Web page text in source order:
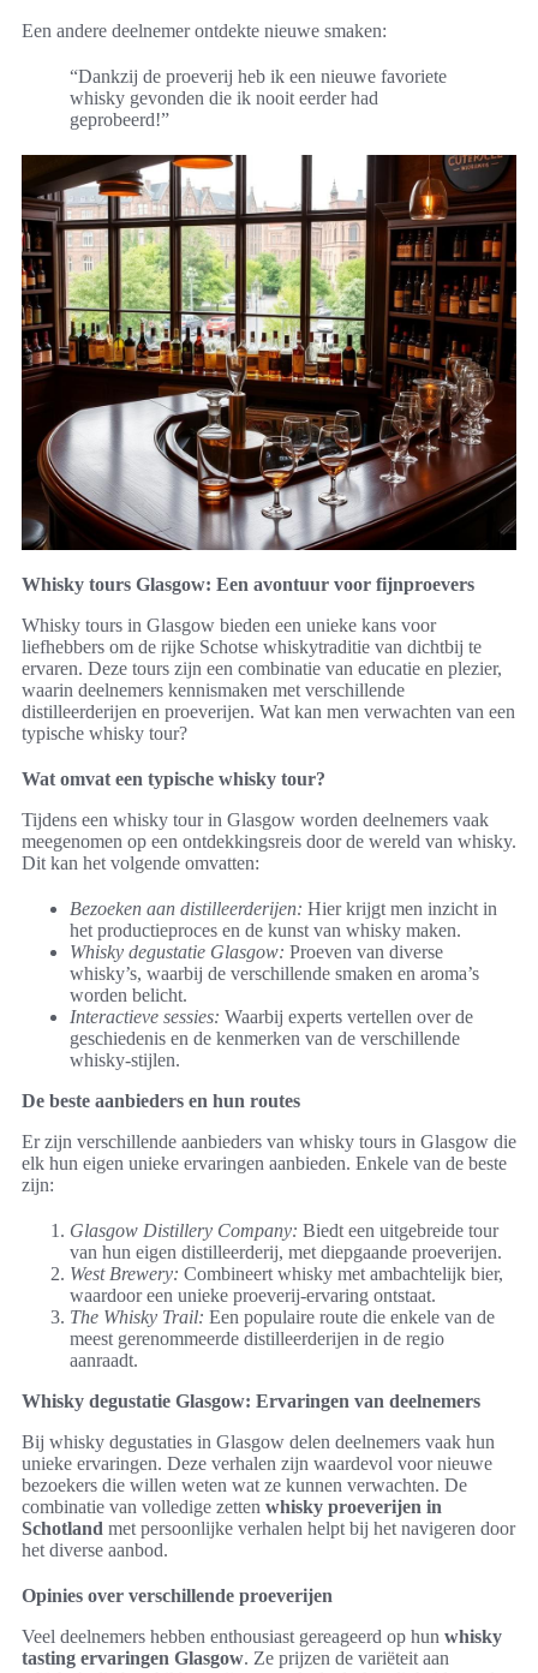
Een andere deelnemer ontdekte nieuwe smaken:
“Dankzij de proeverij heb ik een nieuwe favoriete
whisky gevonden die ik nooit eerder had
geprobeerd!”
Whisky tours Glasgow: Een avontuur voor fijnproevers
Whisky tours in Glasgow bieden een unieke kans voor
liefhebbers om de rijke Schotse whiskytraditie van dichtbij te
ervaren. Deze tours zijn een combinatie van educatie en plezier,
waarin deelnemers kennismaken met verschillende
distilleerderijen en proeverijen. Wat kan men verwachten van een
typische whisky tour?
Wat omvat een typische whisky tour?
Tijdens een whisky tour in Glasgow worden deelnemers vaak
meegenomen op een ontdekkingsreis door de wereld van whisky.
Dit kan het volgende omvatten:
Bezoeken aan distilleerderijen: Hier krijgt men inzicht in
het productieproces en de kunst van whisky maken.
Whisky degustatie Glasgow: Proeven van diverse
whisky’s, waarbij de verschillende smaken en aroma’s
worden belicht.
Interactieve sessies: Waarbij experts vertellen over de
geschiedenis en de kenmerken van de verschillende
whisky-stijlen.
De beste aanbieders en hun routes
Er zijn verschillende aanbieders van whisky tours in Glasgow die
elk hun eigen unieke ervaringen aanbieden. Enkele van de beste
zijn:
Glasgow Distillery Company: Biedt een uitgebreide tour
van hun eigen distilleerderij, met diepgaande proeverijen.
West Brewery: Combineert whisky met ambachtelijk bier,
waardoor een unieke proeverij-ervaring ontstaat.
The Whisky Trail: Een populaire route die enkele van de
meest gerenommeerde distilleerderijen in de regio
aanraadt.
Whisky degustatie Glasgow: Ervaringen van deelnemers
Bij whisky degustaties in Glasgow delen deelnemers vaak hun
unieke ervaringen. Deze verhalen zijn waardevol voor nieuwe
bezoekers die willen weten wat ze kunnen verwachten. De
combinatie van volledige zetten whisky proeverijen in
Schotland met persoonlijke verhalen helpt bij het navigeren door
het diverse aanbod.
Opinies over verschillende proeverijen
Veel deelnemers hebben enthousiast gereageerd op hun whisky
tasting ervaringen Glasgow. Ze prijzen de variëteit aan